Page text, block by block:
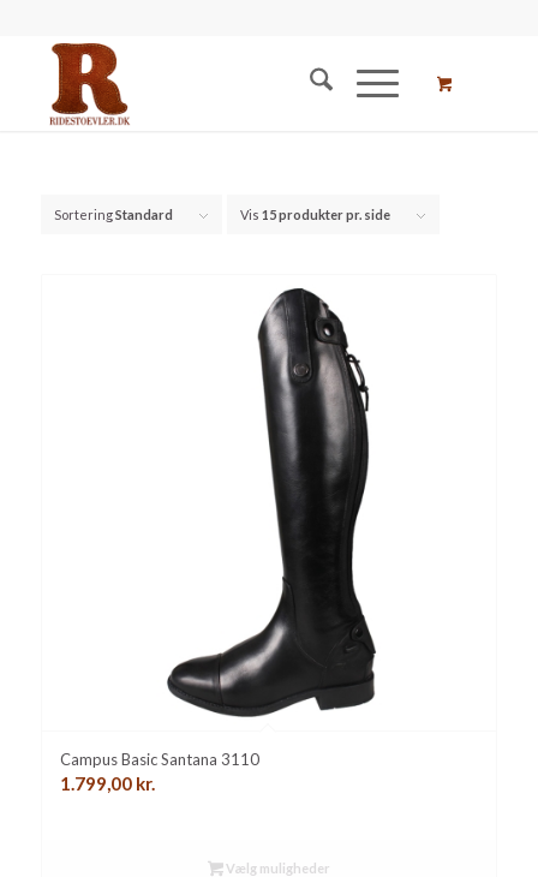
SorteringStandard Vis 15 produkter pr. side
Campus Basic Santana 3110
1.799,00 kr.
Vælg muligheder